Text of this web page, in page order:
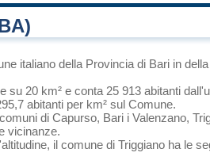
italiano della Provincia di Bari in
su 20 km² e conta 25 913 abitanti
abitanti per km² sul Comune.
di Capurso, Bari i Valenzano,
vicinanze.
il comune di Triggiano ha le